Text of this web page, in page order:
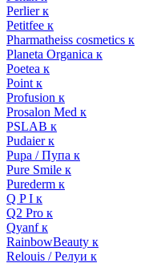
Perlier к
Petitfee к
Pharmatheiss cosmetics к
Planeta Organica к
Poetea к
Point к
Profusion к
Prosalon Med к
PSLAB к
Pudaier к
Pupa / Пупа к
Pure Smile к
Purederm к
Q P I к
Q2 Pro к
Qyanf к
RainbowBeauty к
Relouis / Релуи к